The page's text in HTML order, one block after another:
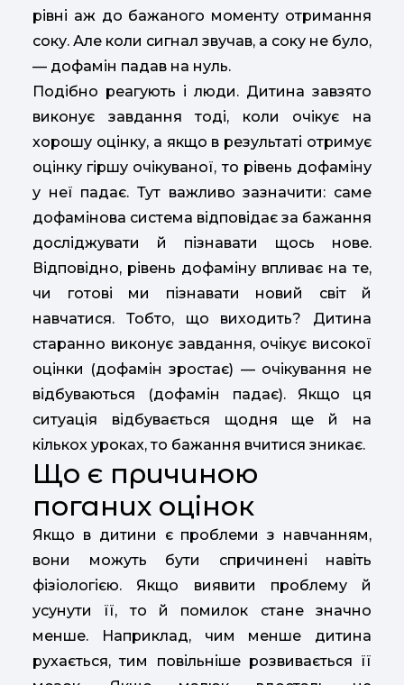
рівні аж до бажаного моменту отримання
соку. Але коли сигнал звучав, а соку не було,
— дофамін падав на нуль.
Подібно реагують і люди. Дитина завзято
виконує завдання тоді, коли очікує на
хорошу оцінку, а якщо в результаті отримує
оцінку гіршу очікуваної, то рівень дофаміну
у неї падає. Тут важливо зазначити: саме
дофамінова система відповідає за бажання
досліджувати й пізнавати щось нове.
Відповідно, рівень дофаміну впливає на те,
чи готові ми пізнавати новий світ й
навчатися. Тобто, що виходить? Дитина
старанно виконує завдання, очікує високої
оцінки (дофамін зростає) — очікування не
відбуваються (дофамін падає). Якщо ця
ситуація відбувається щодня ще й на
кількох уроках, то бажання вчитися зникає.
Що є причиною
поганих оцінок
Якщо в дитини є проблеми з навчанням,
вони можуть бути спричинені навіть
фізіологією. Якщо виявити проблему й
усунути її, то й помилок стане значно
менше. Наприклад, чим менше дитина
рухається, тим повільніше розвивається її